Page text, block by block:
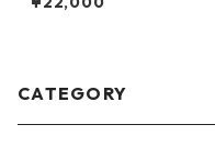
ル JL251P35 ジーンズ おしゃ
CATEGORY